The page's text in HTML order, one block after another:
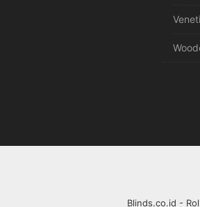
Blinds.co.id -